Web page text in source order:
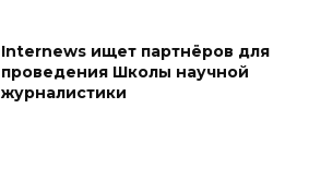
Internews ищет партнёров для
проведения Школы научной
журналистики